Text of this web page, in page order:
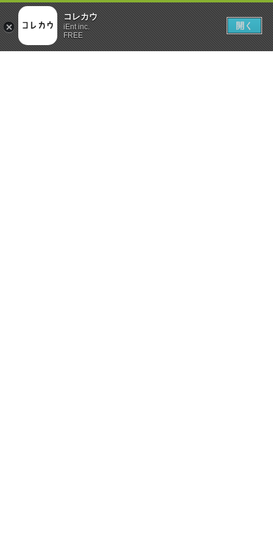
コレカウ
iEnt inc.
FREE
開く